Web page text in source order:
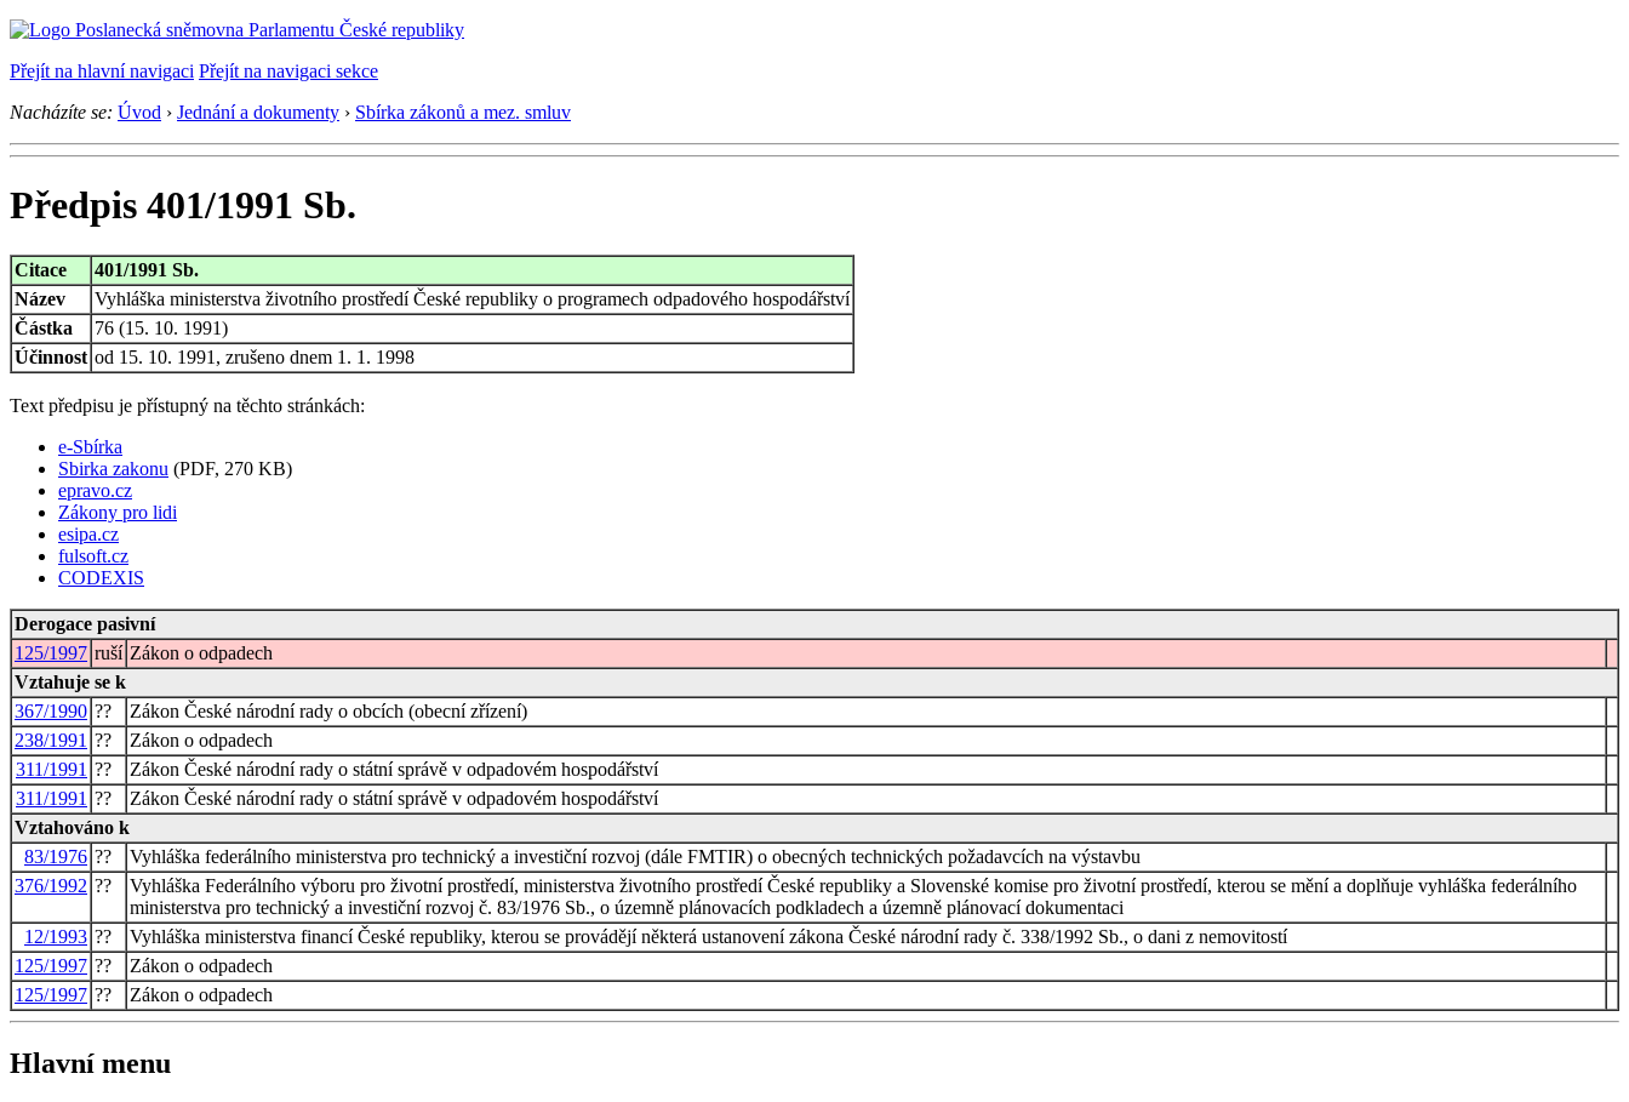
Přejít na hlavní navigaci Přejít na navigaci sekce
Nacházíte se: Úvod › Jednání a dokumenty › Sbírka zákonů a mez. smluv
Předpis 401/1991 Sb.
Citace
401/1991 Sb.
Název
Vyhláška ministerstva životního prostředí České republiky o programech odpadového hospodářství
Částka
76 (15. 10. 1991)
Účinnost od 15. 10. 1991, zrušeno dnem 1. 1. 1998
Text předpisu je přístupný na těchto stránkách:
e-Sbírka
Sbirka zakonu (PDF, 270 KB)
epravo.cz
Zákony pro lidi
esipa.cz
fulsoft.cz
CODEXIS
Derogace pasivní
125/1997 ruší Zákon o odpadech
Vztahuje se k
367/1990 ??
Zákon České národní rady o obcích (obecní zřízení)
238/1991 ??
Zákon o odpadech
311/1991 ??
Zákon České národní rady o státní správě v odpadovém hospodářství
311/1991 ??
Zákon České národní rady o státní správě v odpadovém hospodářství
Vztahováno k
83/1976 ??
Vyhláška federálního ministerstva pro technický a investiční rozvoj (dále FMTIR) o obecných technických požadavcích na výstavbu
376/1992 ??
Vyhláška Federálního výboru pro životní prostředí, ministerstva životního prostředí České republiky a Slovenské komise pro životní prostředí, kterou se mění a doplňuje vyhláška federálního
ministerstva pro technický a investiční rozvoj č. 83/1976 Sb., o územně plánovacích podkladech a územně plánovací dokumentaci
12/1993 ??
Vyhláška ministerstva financí České republiky, kterou se provádějí některá ustanovení zákona České národní rady č. 338/1992 Sb., o dani z nemovitostí
125/1997 ??
Zákon o odpadech
125/1997 ?? Zákon o odpadech
Hlavní menu